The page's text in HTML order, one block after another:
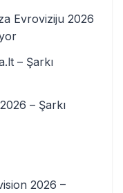
Evroviziju 2026
– Şarkı
– Şarkı
2026 –